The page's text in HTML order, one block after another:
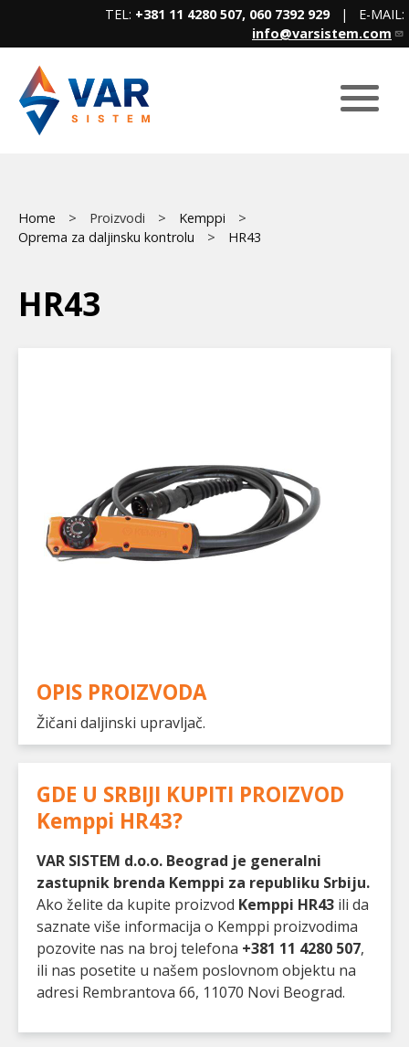
content
TEL: +381 11 4280 507, 060 7392 929| E-MAIL:
info@varsistem.com
Main
Breadcrumb
Home Proizvodi
Kemppi
Oprema za daljinsku kontrolu
HR43
HR43
OPIS PROIZVODA
Žičani daljinski upravljač.
GDE U SRBIJI KUPITI PROIZVOD
Kemppi HR43?
VAR SISTEM d.o.o. Beograd je generalni
zastupnik brenda Kemppi za republiku Srbiju.
Ako želite da kupite proizvod Kemppi HR43 ili da
saznate više informacija o Kemppi proizvodima
pozovite nas na broj telefona +381 11 4280 507,
ili nas posetite u našem poslovnom objektu na
adresi Rembrantova 66, 11070 Novi Beograd.